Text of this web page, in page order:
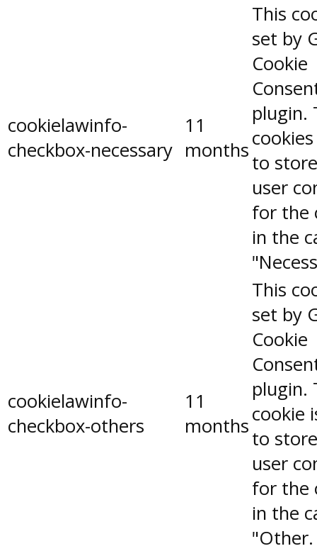
cookielawinfo-
checkbox-necessary
11
months
This
set by
Cookie
plugin.
to
user
for the
in the
cookielawinfo-
checkbox-others
11
months
This
set by
Cookie
plugin.
cookie
to
user
for the
in the
"Other.